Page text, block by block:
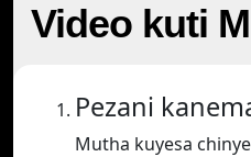
Video kuti
Pezani
Mutha kuyesa